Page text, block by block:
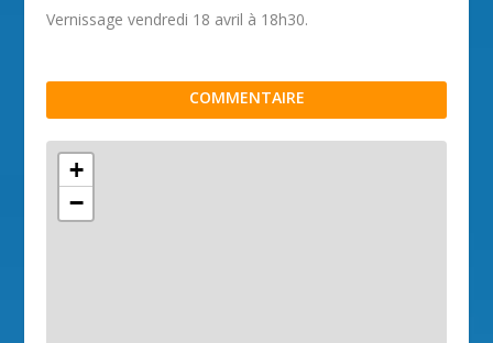
Vernissage vendredi 18 avril à 18h30.
COMMENTAIRE
+
−